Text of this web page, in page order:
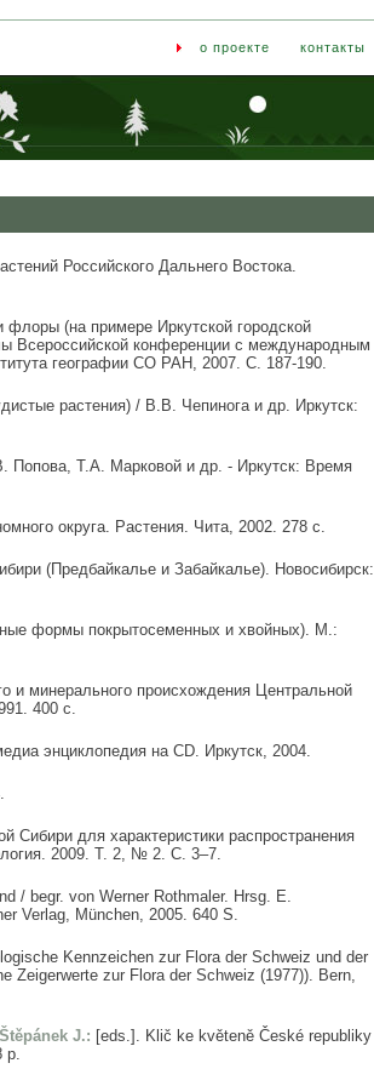
о проекте контакты
Российского Дальнего Востока.
флоры (на примере Иркутской городской
Всероссийской конференции с международным
географии СО РАН, 2007. С. 187-190.
растения) / В.В. Чепинога и др. Иркутск:
Попова, Т.А. Марковой и др. - Иркутск: Время
округа. Растения. Чита, 2002. 278 с.
(Предбайкалье и Забайкалье). Новосибирск:
формы покрытосеменных и хвойных). М.:
и минерального происхождения Центральной
400 с.
энциклопедия на CD. Иркутск, 2004.
Сибири для характеристики распространения
2009. Т. 2, № 2. С. 3–7.
/ begr. von Werner Rothmaler. Hrsg. E.
Verlag, München, 2005. 640 S.
Kennzeichen zur Flora der Schweiz und der
Zeigerwerte zur Flora der Schweiz (1977)). Bern,
J.: [eds.]. Klič ke květeně České republiky
p.